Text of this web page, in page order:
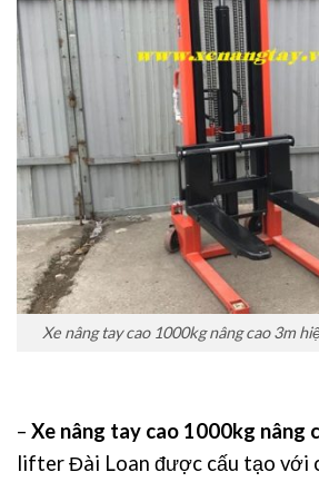
Xe nâng tay cao 1000kg nâng cao 3m
– Xe nâng tay cao 1000kg nâng
lifter Đài Loan được cấu tạo với